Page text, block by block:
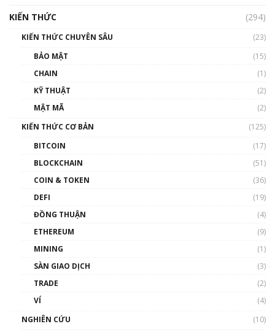
00:43:47
như thể nào?
00:39:31
Phổ cập Blockchain
thống & Crypto qua các cuộc chiến | Phổ cập
KIẾN THỨC
(294)
KIẾN THỨC CHUYÊN SÂU
(23)
BẢO MẬT
(15)
CHAIN
(1)
KỸ THUẬT
(2)
MẬT MÃ
(2)
KIẾN THỨC CƠ BẢN
(125)
BITCOIN
(17)
BLOCKCHAIN
(51)
COIN & TOKEN
(36)
DEFI
(19)
ĐỒNG THUẬN
(4)
ETHEREUM
(9)
MINING
(1)
SÀN GIAO DỊCH
(3)
TRADE
(2)
VÍ
(4)
NGHIÊN CỨU
(10)